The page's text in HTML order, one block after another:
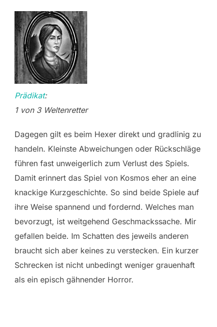
Prädikat:
1 von 3 Weltenretter
Dagegen gilt es beim Hexer direkt und gradlinig zu
handeln. Kleinste Abweichungen oder Rückschläge
führen fast unweigerlich zum Verlust des Spiels.
Damit erinnert das Spiel von Kosmos eher an eine
knackige Kurzgeschichte. So sind beide Spiele auf
ihre Weise spannend und fordernd. Welches man
bevorzugt, ist weitgehend Geschmackssache. Mir
gefallen beide. Im Schatten des jeweils anderen
braucht sich aber keines zu verstecken. Ein kurzer
Schrecken ist nicht unbedingt weniger grauenhaft
als ein episch gähnender Horror.